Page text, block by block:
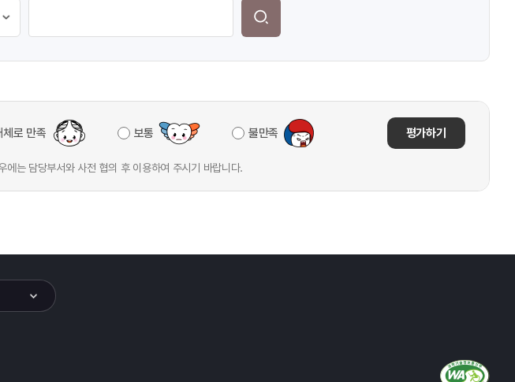
체로 만족 보통 불만족 평가하기
는 담당부서와 사전 협의 후 이용하여 주시기 바랍니다.